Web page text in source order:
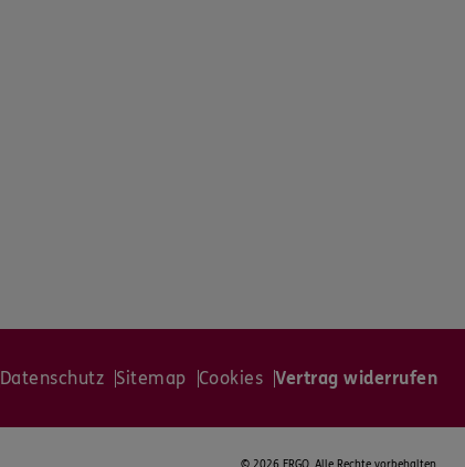
Datenschutz Sitemap Cookies Vertrag widerrufen
© 2026 ERGO. Alle Rechte vorbehalten.